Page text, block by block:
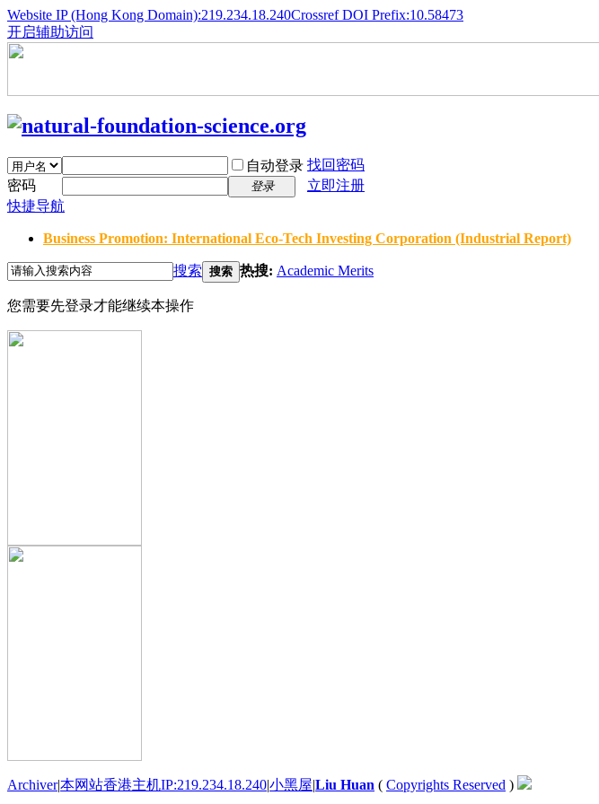
Website IP (Hong Kong Domain):219.234.18.240Crossref DOI Prefix:10.58473
开启辅助访问
自动登录 找回密码
密码
登录
立即注册
快捷导航
Business Promotion: International Eco-Tech Investing Corporation (Industrial Report)
搜索 搜索 热搜: Academic Merits
您需要先登录才能继续本操作
Archiver|本网站香港主机IP:219.234.18.240|小黑屋|Liu Huan ( Copyrights Reserved )